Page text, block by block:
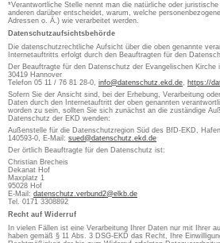
*Verantwortliche Stelle nennt man die natürliche oder
anderen darüber entscheidet, warum, welche
Adressen o. Ä.) wie verarbeitet werden.
Datenschutzaufsichtsbehörde
Die datenschutzrechtliche Aufsicht über die oben genannte
Internetauftritts erfolgt durch den Beauftragten für den
Der Beauftragte für den Datenschutz der Evangelischen Kirche
30419 Hannover
Telefon 05 11 / 76 81 28-0, info@datenschutz.ekd.de, https://
Sofern Sie der Ansicht sind, bei der Erhebung, Verarbeitung
Daten durch den Internetauftritt der oben genannten
worden zu sein, sollten Sie sich zunächst an die zuständige
Datenschutz der EKD wenden:
Außenstelle für die Datenschutzregion Süd des BfD-EKD,
140593-0, E-Mail: sued@datenschutz.ekd.de
Der örtlich Beauftragte für den Datenschutz ist:
Christian Brecheis
Dekanat Hof
Maxplatz 1
95028 Hof
E-Mail: datenschutz.verbund2@elkb.de
Tel. 0171 3308892
Recht auf Widerruf
In vielen Fällen ist eine Verarbeitung Ihrer Daten nur mit Ihrer
haben gemäß § 11 Abs. 3 DSG-EKD das Recht, Ihre